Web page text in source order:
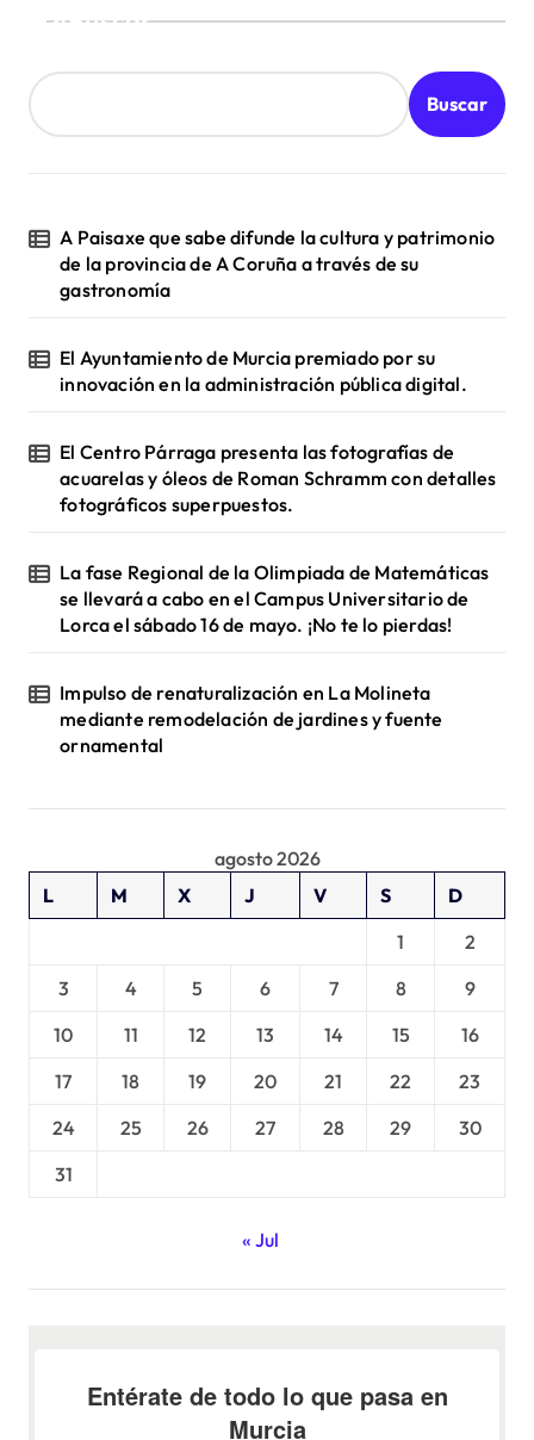
Buscar
Buscar
A Paisaxe que sabe difunde la cultura y patrimonio
de la provincia de A Coruña a través de su
gastronomía
El Ayuntamiento de Murcia premiado por su
innovación en la administración pública digital.
El Centro Párraga presenta las fotografías de
acuarelas y óleos de Roman Schramm con detalles
fotográficos superpuestos.
La fase Regional de la Olimpiada de Matemáticas
se llevará a cabo en el Campus Universitario de
Lorca el sábado 16 de mayo. ¡No te lo pierdas!
Impulso de renaturalización en La Molineta
mediante remodelación de jardines y fuente
ornamental
agosto 2026
L
M X J V S
D
1
2
3
4 5 6 7 8
9
10
11 12 13 14 15
16
17
18 19 20 21 22
23
24
25 26 27 28 29
30
31
« Jul